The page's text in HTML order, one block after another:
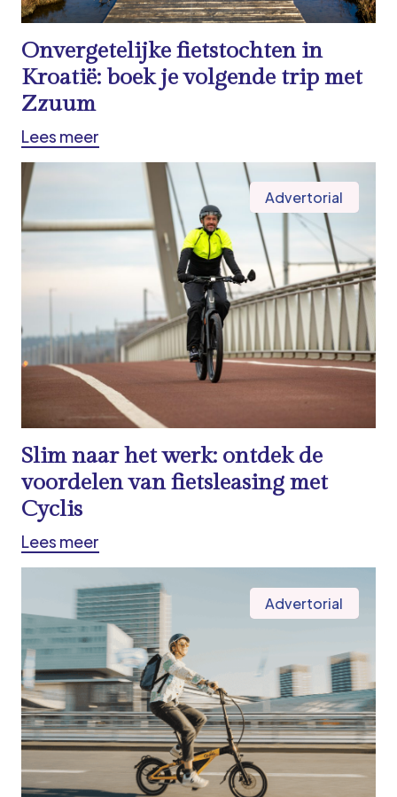
Onvergetelijke fietstochten in
Kroatië: boek je volgende trip met
Zzuum
Lees meer
Advertorial
Slim naar het werk: ontdek de
voordelen van fietsleasing met
Cyclis
Lees meer
Advertorial